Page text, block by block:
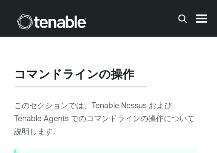
メインコンテンツに移動する
コマンドラインの操作
このセクションでは、 Tenable Nessusおよび
Tenable Agentsでのコマンドラインの操作について
説明します。